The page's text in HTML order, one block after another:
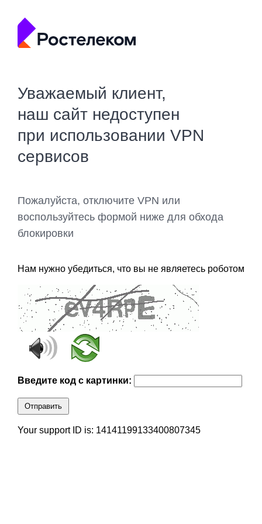
Уважаемый клиент,
наш сайт недоступен
при использовании VPN
сервисов
Пожалуйста, отключите VPN или
воспользуйтесь формой ниже для обхода
блокировки
Нам нужно убедиться, что вы не являетесь роботом
Введите код с картинки:
Отправить
Your support ID is: 14141199133400807345